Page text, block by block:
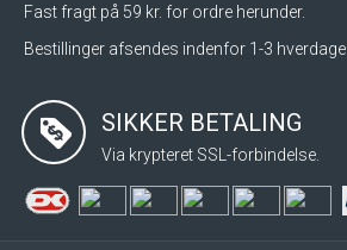
Fast fragt på 59 kr. for ordre herunder.
Bestillinger afsendes indenfor 1-3 hverdage.
SIKKER BETALING
Via krypteret SSL-forbindelse.